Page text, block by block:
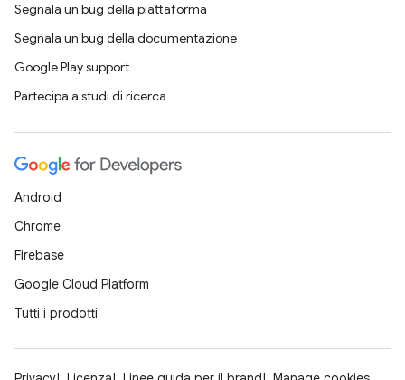
Segnala un bug della piattaforma
Segnala un bug della documentazione
Google Play support
Partecipa a studi di ricerca
Android
Chrome
Firebase
Google Cloud Platform
Tutti i prodotti